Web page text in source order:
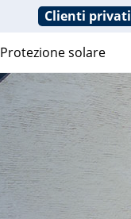
Clienti privati
Protezione solare